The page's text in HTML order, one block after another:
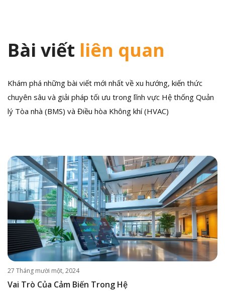
Bài viết liên quan
Khám phá những bài viết mới nhất về xu hướng, kiến thức
chuyên sâu và giải pháp tối ưu trong lĩnh vực Hệ thống Quản
lý Tòa nhà (BMS) và Điều hòa Không khí (HVAC)
27 Tháng mười một, 2024
Vai Trò Của Cảm Biến Trong Hệ